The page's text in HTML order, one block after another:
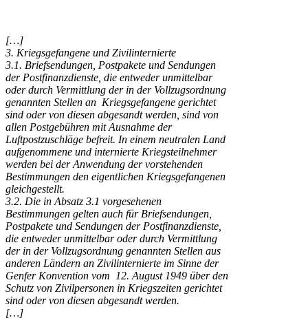
[…]
3. Kriegsgefangene und Zivilinternierte
3.1. Briefsendungen, Postpakete und Sendungen
der Postfinanzdienste, die entweder unmittelbar
oder durch Vermittlung der in der Vollzugsordnung
genannten Stellen an Kriegsgefangene gerichtet
sind oder von diesen abgesandt werden, sind von
allen Postgebühren mit Ausnahme der
Luftpostzuschläge befreit. In einem neutralen Land
aufgenommene und internierte Kriegsteilnehmer
werden bei der Anwendung der vorstehenden
Bestimmungen den eigentlichen Kriegsgefangenen
gleichgestellt.
3.2. Die in Absatz 3.1 vorgesehenen
Bestimmungen gelten auch für Briefsendungen,
Postpakete und Sendungen der Postfinanzdienste,
die entweder unmittelbar oder durch Vermittlung
der in der Vollzugsordnung genannten Stellen aus
anderen Ländern an Zivilinternierte im Sinne der
Genfer Konvention vom 12. August 1949 über den
Schutz von Zivilpersonen in Kriegszeiten gerichtet
sind oder von diesen abgesandt werden.
[…]